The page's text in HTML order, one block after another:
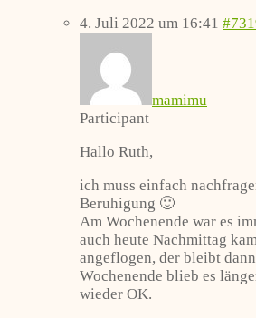
4. Juli 2022 um 16:41
mamimu
Participant
Hallo Ruth,
ich muss einfach
Beruhigung 🙂
Am Wochenende war es
auch heute Nachmittag
angeflogen, der bleibt
Wochenende blieb es
wieder OK.